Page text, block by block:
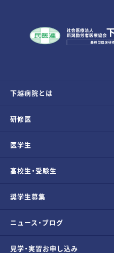
下越病院とは
研修医
医学生
高校生・受験生
奨学生募集
ニュース・ブログ
見学・実習お申し込み